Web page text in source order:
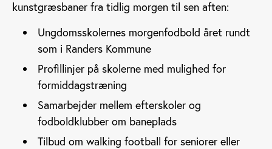
kunstgræsbaner fra tidlig morgen til sen aften:
Ungdomsskolernes morgenfodbold året rundt
som i Randers Kommune
Profillinjer på skolerne med mulighed for
formiddagstræning
Samarbejder mellem efterskoler og
fodboldklubber om baneplads
Tilbud om walking football for seniorer eller